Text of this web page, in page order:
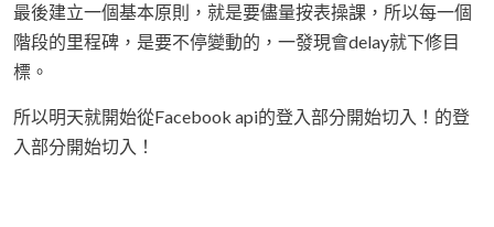
最後建立一個基本原則，就是要儘量按表操課，所以每一個
階段的里程碑，是要不停變動的，一發現會delay就下修目
標。
所以明天就開始從Facebook api的登入部分開始切入！的登
入部分開始切入！